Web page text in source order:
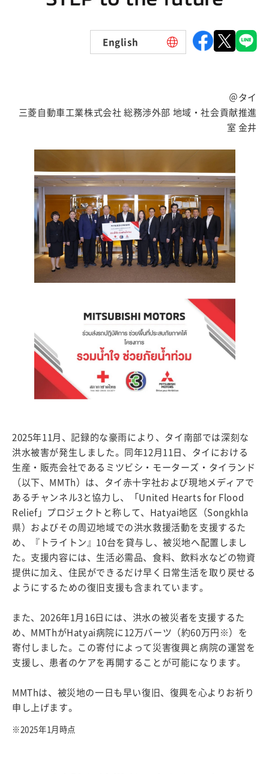
English
＠タイ
三菱自動車工業株式会社 総務渉外部 地域・社会貢献推進
室 金井
2025年11月、記録的な豪雨により、タイ南部では深刻な
洪水被害が発生しました。同年12月11日、タイにおける
生産・販売会社であるミツビシ・モーターズ・タイランド
（以下、MMTh）は、タイ赤十字社および現地メディアで
あるチャンネル3と協力し、「United Hearts for Flood
Relief」プロジェクトと称して、Hatyai地区（Songkhla
県）およびその周辺地域での洪水救援活動を支援するた
め、『トライトン』10台を貸与し、被災地へ配置しまし
た。支援内容には、生活必需品、食料、飲料水などの物資
提供に加え、住民ができるだけ早く日常生活を取り戻せる
ようにするための復旧支援も含まれています。
また、2026年1月16日には、洪水の被災者を支援するた
め、MMThがHatyai病院に12万バーツ（約60万円※）を
寄付しました。この寄付によって災害復興と病院の運営を
支援し、患者のケアを再開することが可能になります。
MMThは、被災地の一日も早い復旧、復興を心よりお祈り
申し上げます。
※2025年1月時点